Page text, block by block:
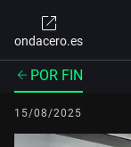
ondacero.es
POR FIN
15/08/2025